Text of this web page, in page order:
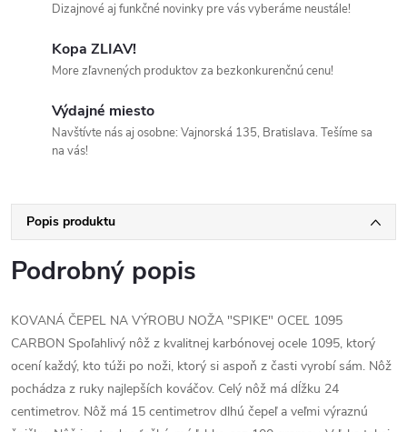
Dizajnové aj funkčné novinky pre vás vyberáme neustále!
Kopa ZLIAV!
More zľavnených produktov za bezkonkurenčnú cenu!
Výdajné miesto
Navštívte nás aj osobne: Vajnorská 135, Bratislava. Tešíme sa
na vás!
Popis produktu
Podrobný popis
KOVANÁ ČEPEL NA VÝROBU NOŽA "SPIKE" OCEĽ 1095
CARBON Spoľahlivý nôž z kvalitnej karbónovej ocele 1095, ktorý
ocení každý, kto túži po noži, ktorý si aspoň z časti vyrobí sám. Nôž
pochádza z ruky najlepších kováčov. Celý nôž má dĺžku 24
centimetrov. Nôž má 15 centimetrov dlhú čepeľ a veľmi výraznú